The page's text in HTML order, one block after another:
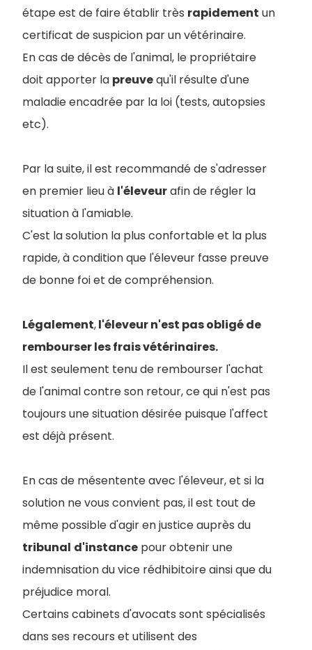
étape est de faire établir très rapidement un
certificat de suspicion par un vétérinaire.
En cas de décès de l'animal, le propriétaire
doit apporter la preuvequ'il résulte d'une
maladie encadrée par la loi (tests, autopsies
etc).
Par la suite, il est recommandé de s'adresser
en premier lieu à l'éleveurafin de régler la
situation à l'amiable.
C'est la solution la plus confortable et la plus
rapide, à condition que l'éleveur fasse preuve
de bonne foi et de compréhension.
Légalement,l'éleveur n'est pas obligé de
rembourser les frais vétérinaires.
Il est seulement tenu de rembourser l'achat
de l'animal contre son retour, ce qui n'est pas
toujours une situation désirée puisque l'affect
est déjà présent.
En cas de mésentente avec l'éleveur, et si la
solution ne vous convient pas, il est tout de
même possible d'agir en justice auprès du
tribunal d'instance pour obtenir une
indemnisation du vice rédhibitoire ainsi que du
préjudice moral.
Certains cabinets d'avocats sont spécialisés
dans ses recours et utilisent des